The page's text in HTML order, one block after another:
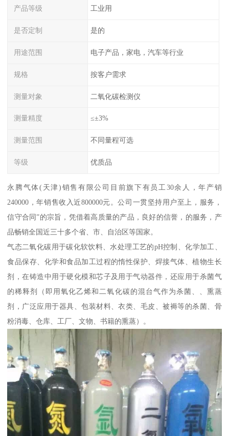
产品等级 工业用
是否定制 是的
用途范围 电子产品，家电，汽车等行业
规格 按客户需求
测量对象 二氧化碳检测仪
测量精度 ≤±3%
测量范围 不同量程可选
等级 优质品
永腾气体(天津)销售有限公司目前旗下有员工30余人，年产销
240000，年销售收入近800000元。公司一贯坚持用户至上，服务，
信守合同”的宗旨，凭借着高质量的产品，良好的信誉，的服务，产
品畅销全国近三十多个省、市、自治区等国家。
气态二氧化碳用于碳化软饮料、水处理工艺的pH控制、化学加工、
食品保存、化学和食品加工过程的惰性保护、焊接气体、植物生长
剂，在铸造中用于硬化模和芯子及用于气动器件，还应用于杀菌气
的稀释剂（即用氧化乙烯和二氧化碳的混台气作为杀菌、、熏蒸
剂，广泛应用于器具、包装材料、衣类、毛皮、被褥等的杀菌、骨
粉消毒、仓库、工厂、文物、书籍的熏蒸）。